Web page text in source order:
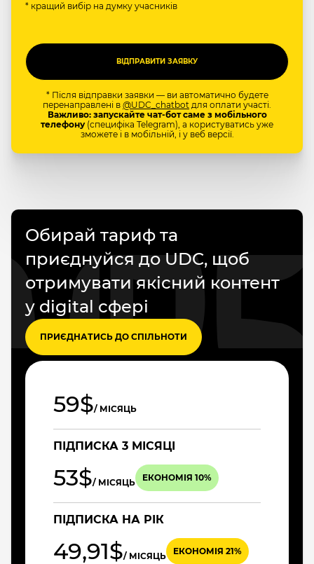
* кращий вибір на думку учасників
* Після відправки заявки — ви автоматично будете
перенаправлені в @UDC_chatbot для оплати участі.
Важливо: запускайте чат-бот саме з мобільного
телефону(специфіка Telegram), а користуватись уже
зможете і в мобільній, і у веб версії.
Обирай тариф та
приєднуйся до UDC, щоб
отримувати якісний контент
у digital сфері
ПРИЄДНАТИСЬ ДО СПІЛЬНОТИ
59$/ МІСЯЦЬ
ПІДПИСКА 3 МІСЯЦІ
53$/ МІСЯЦЬ ЕКОНОМІЯ 10%
ПІДПИСКА НА РІК
49,91$/ МІСЯЦЬ ЕКОНОМІЯ 21%